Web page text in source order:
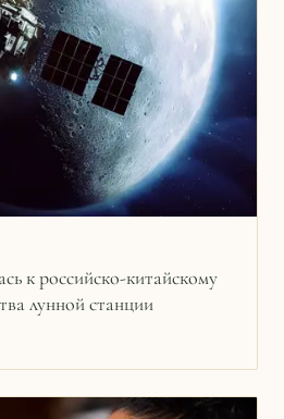
к российско-китайскому
лунной станции